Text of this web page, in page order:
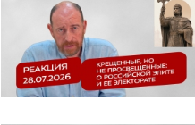
профилактика негатива
среди молодежи снова
отдана на откуп
«движперам»